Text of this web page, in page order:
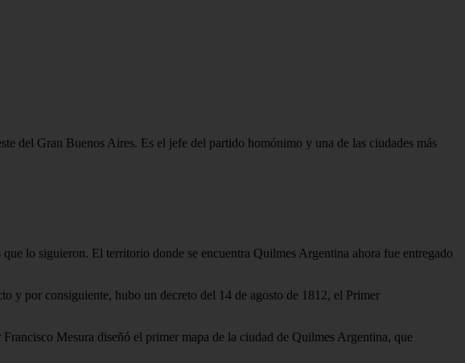
del Gran Buenos Aires. Es el jefe del partido homónimo y una de las ciudades más
lo siguieron. El territorio donde se encuentra Quilmes Argentina ahora fue entregado
y por consiguiente, hubo un decreto del 14 de agosto de 1812, el Primer
Mesura diseñó el primer mapa de la ciudad de Quilmes Argentina, que